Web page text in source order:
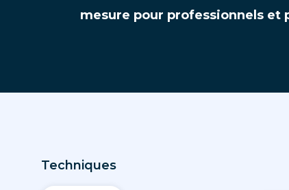
mesure pour professionnels et
Techniques